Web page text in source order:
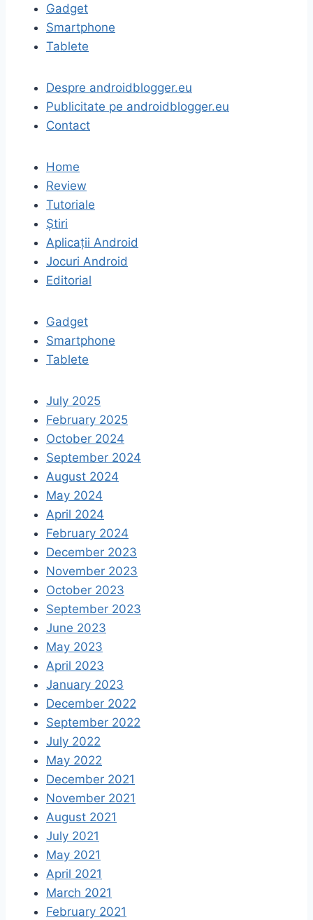
Gadget
Smartphone
Tablete
Despre androidblogger.eu
Publicitate pe androidblogger.eu
Contact
Home
Review
Tutoriale
Știri
Aplicații Android
Jocuri Android
Editorial
Gadget
Smartphone
Tablete
July 2025
February 2025
October 2024
September 2024
August 2024
May 2024
April 2024
February 2024
December 2023
November 2023
October 2023
September 2023
June 2023
May 2023
April 2023
January 2023
December 2022
September 2022
July 2022
May 2022
December 2021
November 2021
August 2021
July 2021
May 2021
April 2021
March 2021
February 2021